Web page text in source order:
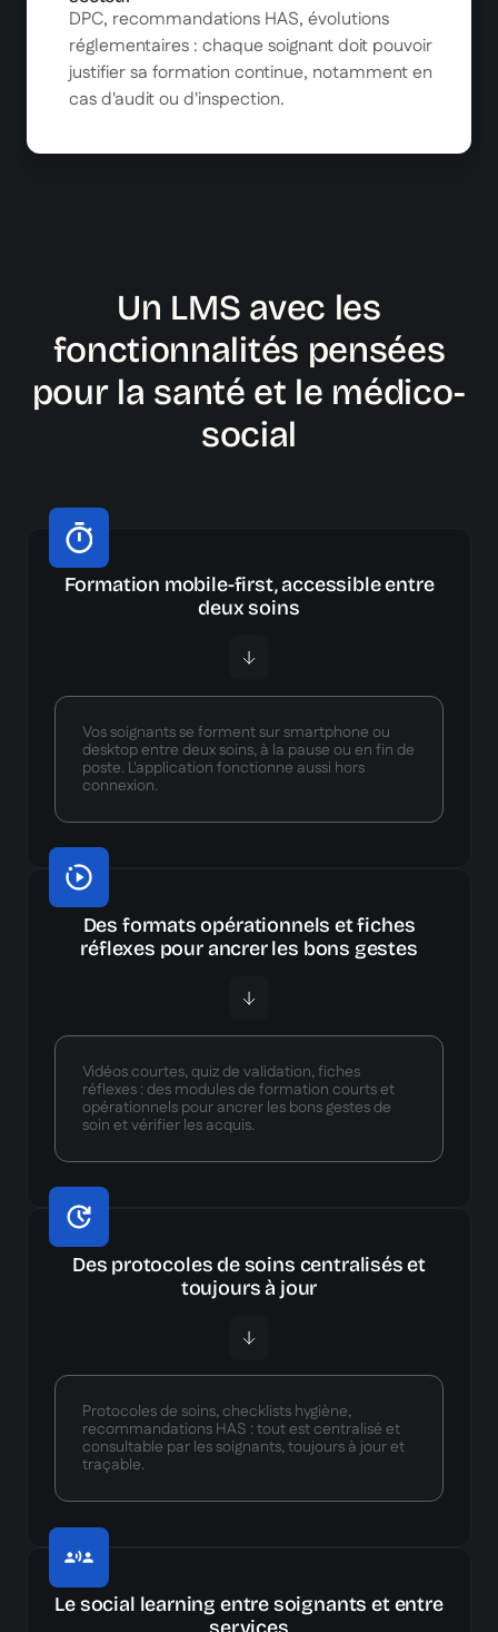
DPC, recommandations HAS, évolutions
réglementaires : chaque soignant doit pouvoir
justifier sa formation continue, notamment en
cas d'audit ou d'inspection.
Un LMS avec les
fonctionnalités pensées
pour la santé et le médico-
social
Formation mobile-first, accessible entre
deux soins
Vos soignants se forment sur smartphone ou
desktop entre deux soins, à la pause ou en fin de
poste. L'application fonctionne aussi hors
connexion.
Des formats opérationnels et fiches
réflexes pour ancrer les bons gestes
Vidéos courtes, quiz de validation, fiches
réflexes : des modules de formation courts et
opérationnels pour ancrer les bons gestes de
soin et vérifier les acquis.
Des protocoles de soins centralisés et
toujours à jour
Protocoles de soins, checklists hygiène,
recommandations HAS : tout est centralisé et
consultable par les soignants, toujours à jour et
traçable.
Le social learning entre soignants et entre